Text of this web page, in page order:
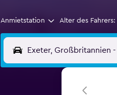
Anmietstation Alter des Fahrers: